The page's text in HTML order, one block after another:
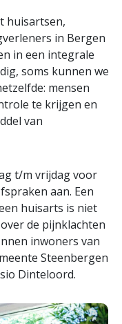
huisartsen,
in Bergen
in een integrale
soms kunnen we
mensen
te krijgen en
van
t/m vrijdag voor
aan. Een
huisarts is niet
de pijnklachten
inwoners van
Steenbergen
Dinteloord.